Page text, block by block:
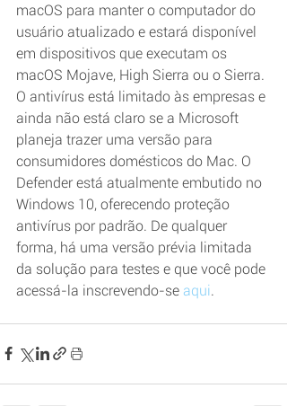
macOS para manter o computador do
usuário atualizado e estará disponível
em dispositivos que executam os
macOS Mojave, High Sierra ou o Sierra.
O antivírus está limitado às empresas e
ainda não está claro se a Microsoft
planeja trazer uma versão para
consumidores domésticos do Mac. O
Defender está atualmente embutido no
Windows 10, oferecendo proteção
antivírus por padrão. De qualquer
forma, há uma versão prévia limitada
da solução para testes e que você pode
acessá-la inscrevendo-se aqui.